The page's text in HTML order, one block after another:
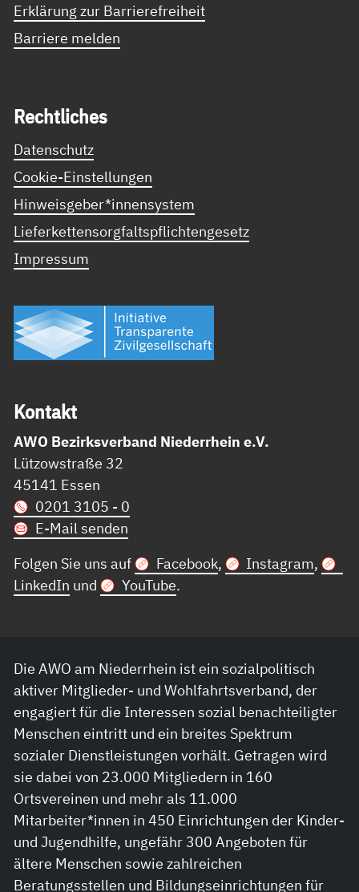
Erklärung zur Barrierefreiheit
Barriere melden
Recht­li­ches
Datenschutz
Cookie-Einstellungen
Hinweisgeber*innensystem
Lieferkettensorgfaltspflichtengesetz
Impressum
Kon­takt
AWO Bezirksverband Niederrhein e.V.
Lützowstraße 32
45141 Essen
0201 3105 - 0
E-Mail senden
Folgen Sie uns auf
Facebook, Instagram,
LinkedIn und YouTube.
Die AWO am Niederrhein ist ein sozialpolitisch
aktiver Mitglieder- und Wohlfahrtsverband, der
engagiert für die Interessen sozial benachteiligter
Menschen eintritt und ein breites Spektrum
sozialer Dienstleistungen vorhält. Getragen wird
sie dabei von 23.000 Mitgliedern in 160
Ortsvereinen und mehr als 11.000
Mitarbeiter*innen in 450 Einrichtungen der Kinder-
und Jugendhilfe, ungefähr 300 Angeboten für
ältere Menschen sowie zahlreichen
Beratungsstellen und Bildungseinrichtungen für